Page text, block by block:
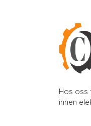
Hos oss
innen